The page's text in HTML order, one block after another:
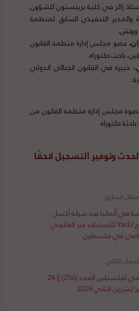
زائر في كلية برينستون للشؤون
والمدير التنفيذي السابق لمنظمة
عضو مجلس إدارة منظمة القانون
باحث دكتوراه.
خبيرة في القانون الجنائي الدولي
مجلس إدارة منظمة القانون من
دكتوراه
وتوفير التسجيل لاحقًا
في ألمانيا ضد شركة أكسل
شبرينقر بسبب ترويج Yad2 للاستيلاء غير القانوني
في فلسطين
تقرير المشهد الحقوقي لفلسطين العدد (256) || 24